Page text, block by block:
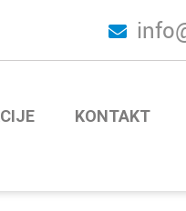
KONTAKT